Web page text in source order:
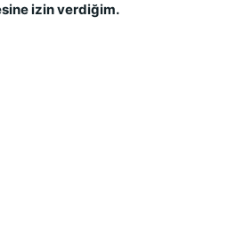
izin verdiğim.